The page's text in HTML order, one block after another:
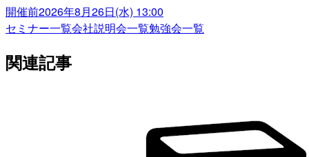
開催前2026年8月26日(水) 13:00
セミナー一覧会社説明会一覧勉強会一覧
関連記事